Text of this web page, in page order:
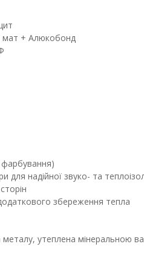
мат + Алюкобонд
для надійної звуко- та
збереження тепла
металу, утеплена мінеральною